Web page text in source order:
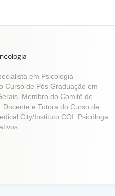
em Psicologia
Curso de Pós Graduação em
Membro do Comitê de
Docente e Tutora do Curso de
City/Instituto COI. Psicóloga